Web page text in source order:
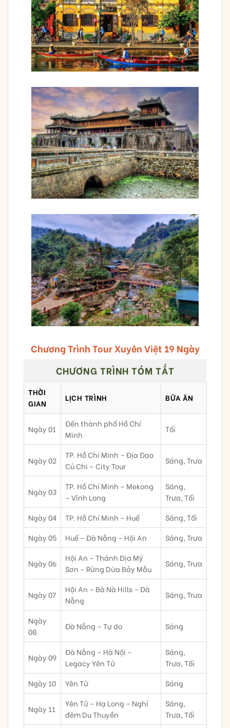
Chương Trình Tour Xuyên Việt 19 Ngày
CHƯƠNG TRÌNH TÓM TẮT
THỜI
GIAN
LỊCH TRÌNH BỮA ĂN
Ngày 01
Đến thành phố Hồ Chí
Minh
Tối
Ngày 02
TP. Hồ Chí Minh – Địa Đạo
Củ Chi – City Tour
Sáng, Trưa
Ngày 03
TP. Hồ Chí Minh – Mekong
– Vĩnh Long
Sáng,
Trưa, Tối
Ngày 04
TP. Hồ Chí Minh – Huế
Sáng, Tối
Ngày 05
Huế – Đà Nẵng – Hội An Sáng, Trưa
Ngày 06
Hội An – Thánh Địa Mỹ
Sơn – Rừng Dừa Bảy Mẫu
Sáng, Trưa
Ngày 07
Hội An – Bà Nà Hills – Đà
Nẵng
Sáng, Trưa
Ngày
08
Đà Nẵng – Tự do Sáng
Ngày 09
Đà Nẵng – Hà Nội –
Legacy Yên Tử
Sáng,
Trưa, Tối
Ngày 10
Yên Tử Sáng
Ngày 11
Yên Tử – Hạ Long – Nghỉ
đêm Du Thuyền
Sáng,
Trưa, Tối